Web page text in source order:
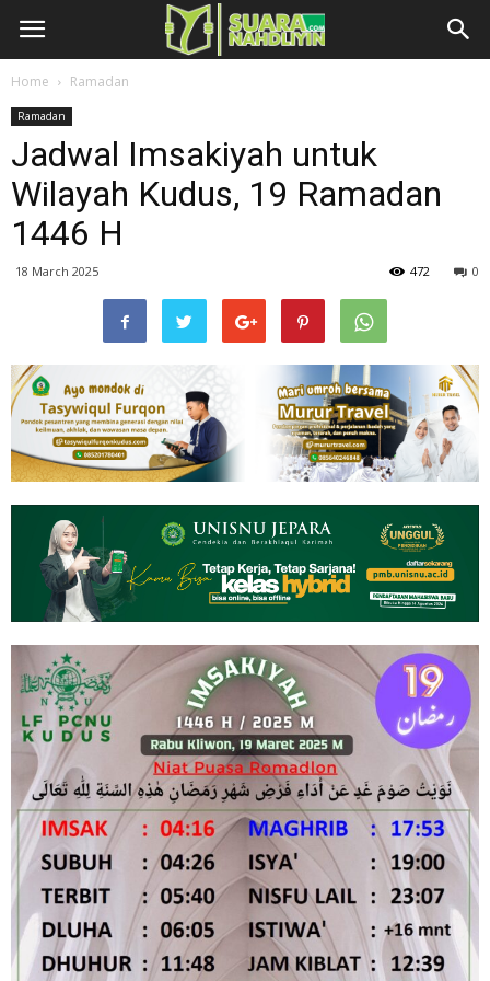
Home Ramadan
Ramadan
Jadwal Imsakiyah untuk
Wilayah Kudus, 19 Ramadan
1446 H
18 March 2025 0
472